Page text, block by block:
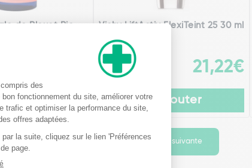
de Bleuet Bio
Ajouter
Vichy LiftActiv FlexiTeint 25 30 ml
21,22€
Ajouter
3 Page suivante